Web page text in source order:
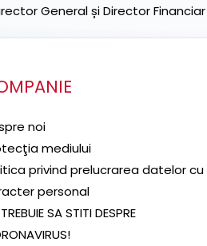
General și Director Financiar
noi
mediului
privind prelucrarea datelor cu
personal
SA STITI DESPRE